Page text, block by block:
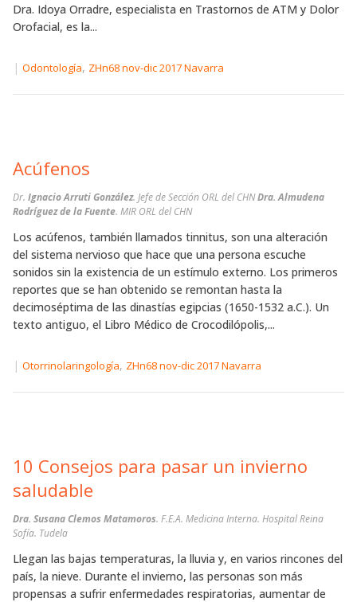
Dra. Idoya Orradre, especialista en Trastornos de ATM y Dolor
Orofacial, es la...
| Odontología, ZHn68 nov-dic 2017 Navarra
Acúfenos
Dr. Ignacio Arruti González. Jefe de Sección ORL del CHNDra. Almudena
Rodríguez de la Fuente. MIR ORL del CHN
Los acúfenos, también llamados tinnitus, son una alteración
del sistema nervioso que hace que una persona escuche
sonidos sin la existencia de un estímulo externo. Los primeros
reportes que se han obtenido se remontan hasta la
decimoséptima de las dinastías egipcias (1650-1532 a.C.). Un
texto antiguo, el Libro Médico de Crocodilópolis,...
| Otorrinolaringología, ZHn68 nov-dic 2017 Navarra
10 Consejos para pasar un invierno
saludable
Dra. Susana Clemos Matamoros. F.E.A. Medicina Interna. Hospital Reina
Sofía. Tudela
Llegan las bajas temperaturas, la lluvia y, en varios rincones del
país, la nieve. Durante el invierno, las personas son más
propensas a sufrir enfermedades respiratorias, aumentar de